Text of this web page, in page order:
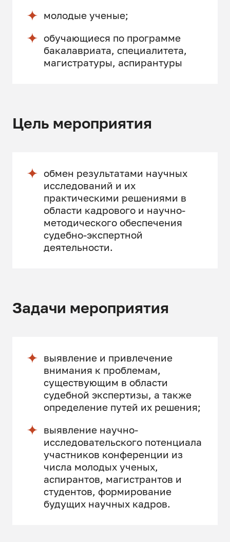
молодые ученые;
обучающиеся по программе
бакалавриата, специалитета,
магистратуры, аспирантуры
Цель мероприятия
обмен результатами научных
исследований и их
практическими решениями в
области кадрового и научно-
методического обеспечения
судебно-экспертной
деятельности.
Задачи мероприятия
выявление и привлечение
внимания к проблемам,
существующим в области
судебной экспертизы, а также
определение путей их решения;
выявление научно-
исследовательского потенциала
участников конференции из
числа молодых ученых,
аспирантов, магистрантов и
студентов, формирование
будущих научных кадров.